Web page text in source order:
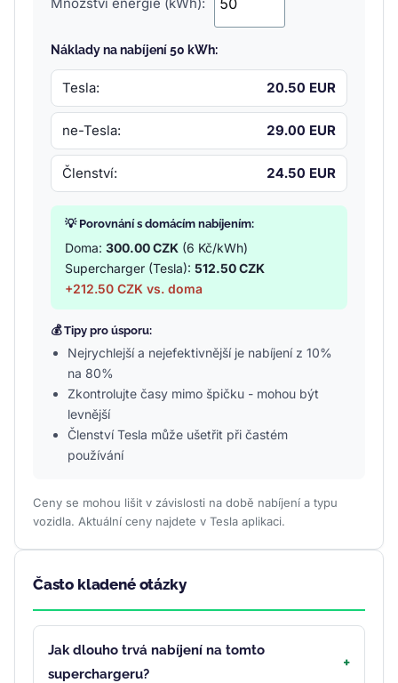
Náklady na nabíjení 50 kWh:
Tesla: 20.50 EUR
ne-Tesla: 29.00 EUR
Členství: 24.50 EUR
💡 Porovnání s domácím nabíjením:
Doma: 300.00 CZK (6 Kč/kWh)
Supercharger (Tesla): 512.50 CZK
+212.50 CZK vs. doma
💰 Tipy pro úsporu:
Nejrychlejší a nejefektivnější je nabíjení z 10%
na 80%
Zkontrolujte časy mimo špičku - mohou být
levnější
Členství Tesla může ušetřit při častém
používání
Ceny se mohou lišit v závislosti na době nabíjení a typu
vozidla. Aktuální ceny najdete v Tesla aplikaci.
Často kladené otázky
Jak dlouho trvá nabíjení na tomto
superchargeru?